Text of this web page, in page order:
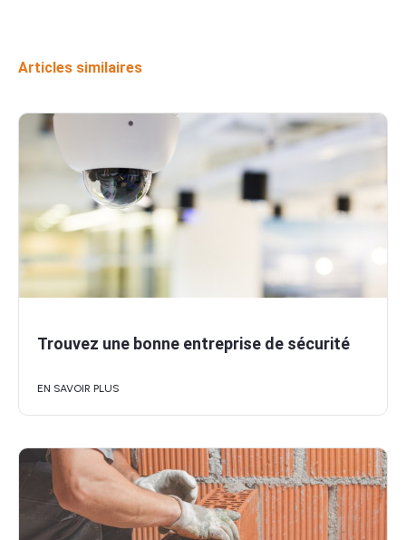
Articles similaires
Trouvez une bonne entreprise de sécurité
EN SAVOIR PLUS